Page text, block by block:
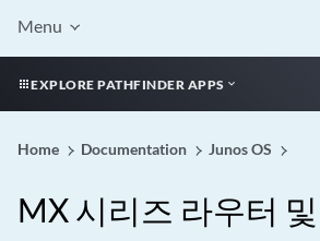
Menu
EXPLORE PATHFINDER APPS
Home Documentation Junos OS
MX 시리즈 라우터